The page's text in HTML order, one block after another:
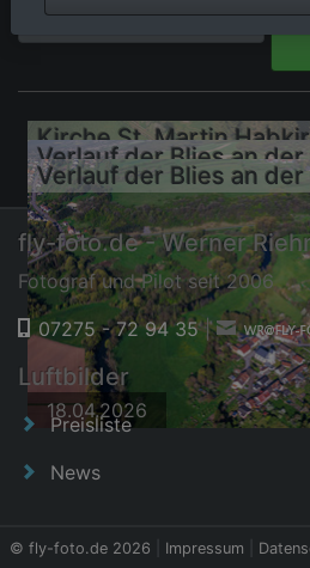
⇗ Benachbarte Orte
Kirche St. Martin
18.04.2026
18.04.2026
18.04.2026
fly-foto.de - Werner
Fotograf und Pilot seit 2006
07275 - 72 94 35|
Luftbilder
Preisliste
News
© fly-foto.de 2026 Impressum